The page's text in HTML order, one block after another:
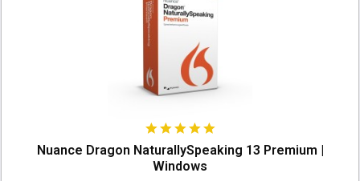
Nuance Dragon NaturallySpeaking 13 Premium |
Windows